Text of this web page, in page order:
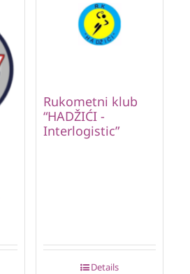
Rukometni klub
“HADŽIĆI -
Interlogistic”
Details